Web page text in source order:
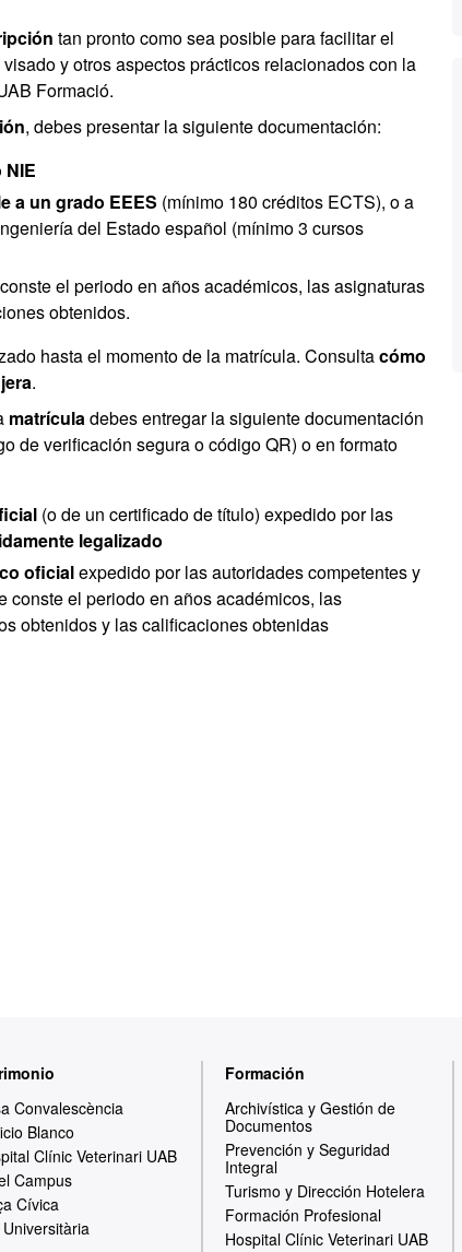
tan pronto como sea posible para facilitar el
y otros aspectos prácticos relacionados con la
Formació.
, debes presentar la siguiente documentación:
NIE
a un grado EEES (mínimo 180 créditos ECTS), o a
del Estado español (mínimo 3 cursos
el periodo en años académicos, las asignaturas
obtenidos.
hasta el momento de la matrícula. Consultacómo
.
matrículadebes entregar la siguiente documentación
de verificación segura o código QR) o en formato
(o de un certificado de título) expedido por las
legalizado
oficialexpedido por las autoridades competentes y
conste el periodo en años académicos, las
obtenidos y las calificaciones obtenidas
Convalescència
Blanco
Clínic Veterinari UAB
Campus
Cívica
Formación
Archivística y Gestión de
Documentos
Prevención y Seguridad
Integral
Turismo y Dirección Hotelera
Formación Profesional
Hospital Clínic Veterinari UAB